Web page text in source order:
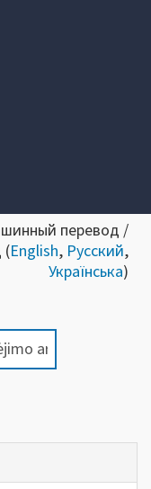
перевод /
(English, Русский,
Українська)